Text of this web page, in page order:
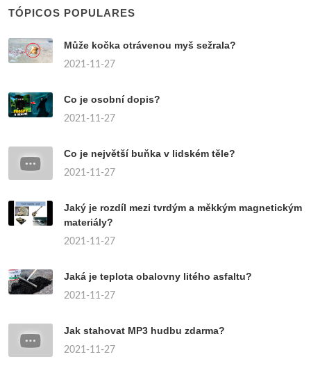
TÓPICOS POPULARES
Může kočka otrávenou myš sežrala?
2021-11-27
Co je osobní dopis?
2021-11-27
Co je největší buňka v lidském těle?
2021-11-27
Jaký je rozdíl mezi tvrdým a měkkým magnetickým
materiály?
2021-11-27
Jaká je teplota obalovny litého asfaltu?
2021-11-27
Jak stahovat MP3 hudbu zdarma?
2021-11-27